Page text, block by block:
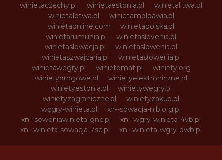
winietaczechy.pl
winietaestonia.pl
winietalitwa.pl
winietalotwa.pl
winietamoldawia.pl
winietaonline.com
winietapolska.pl
winietarumunia.pl
winietaslovenia.pl
winietaslowacja.pl
winietaslowenia.pl
winietaszwajcaria.pl
winietasłowenia.pl
winietawegry.pl
winietomat.pl
winiety.org
winietydrogowe.pl
winietyelektroniczne.pl
winietyestonia.pl
winietywegry.pl
winietyzagraniczne.pl
winietyzakup.pl
węgry-winieta.pl
xn--sowacja-njb.org.pl
xn--soweniawinieta-gnc.pl
xn--wgry-winieta-4vb.pl
xn--winieta-sowacja-7sc.pl
xn--winieta-wgry-dwb.pl